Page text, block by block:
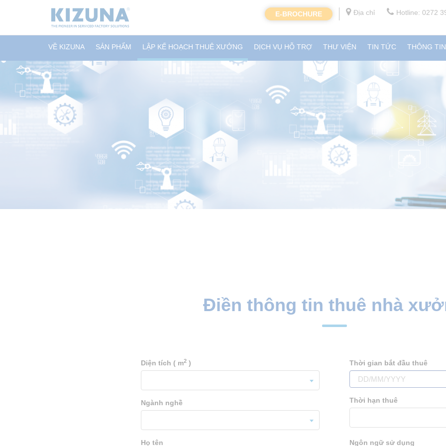
Địa chỉ Hotline: 0272
E-BROCHURE
VỀ KIZUNA SẢN PHẨM LẬP KẾ HOẠCH THUÊ XƯỞNG DỊCH VỤ HỖ TRỢ THƯ VIỆN TIN TỨC THÔNG
Điền thông tin thuê nhà
Diện tích ( m2 )
Ngành nghề
Thời gian bắt đầu thuê
Thời hạn thuê
Họ tên Ngôn ngữ sử dụng